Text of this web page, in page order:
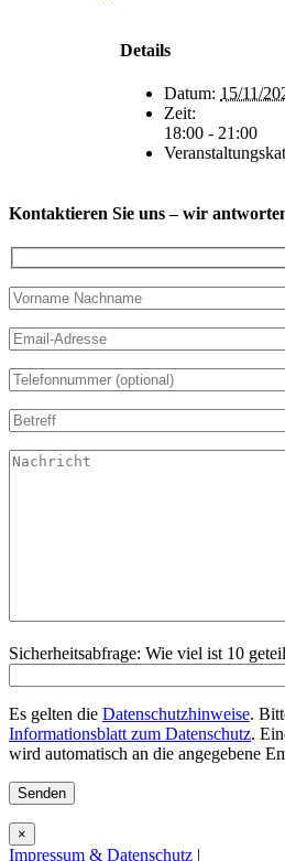
Details
Datum: 15/11/
Zeit:
18:00 - 21:00
Kontaktieren Sie uns – wir
Sicherheitsabfrage: Wie viel ist 10
Es gelten die Datenschutzhinweise.
Informationsblatt zum Datenschutz.
wird automatisch an die angegebene
×
Impressum & Datenschutz |